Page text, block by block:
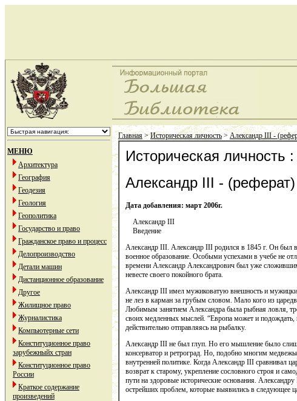
МЕНЮ
Архитектура
География
Геодезия
Геология
Геополитика
Государство и право
Гражданское право и процесс
Делопроизводство
Детали машин
Дистанционное образование
Другое
Жилищное право
Журналистика
Компьютерные сети
Конституционное право
зарубежныйх стран
Конституционное право
России
Краткое содержание
произведений
Главная>Историческая личность>Александр III -
Историческая личность
Александр III - (реферат)
Дата добавления: март 2006г.
Александр III
Введение
Александр III. Александр III родился в 1845 г. Он был
военное образование. Особыми успехами в учебе не
времени Александр Александрович был уже
невесте своего покойного брата.
Александр III имел мужиковатую внешность и
не лез в карман за грубым словом. Мало кого из
Любимым занятием Александра была рыбная ловля,
своих медленных мыслей. “Европа может и
действительно отправляясь на рыбалку.
Александр III не был глуп. Но его мышление было
консерватор и ретроград. Но, подобно многим
внутренней политике. Когда Александр III сравнивал
возврат к старому, укрепление сословного строя и
пути на здоровые исторические основания.
острейших проблем, которые выявились в следующее